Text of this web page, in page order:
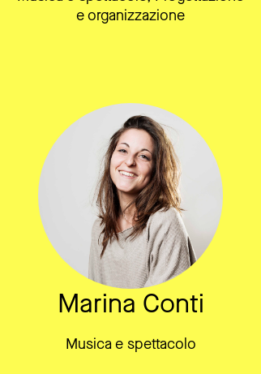
e organizzazione
Marina Conti
Musica e spettacolo